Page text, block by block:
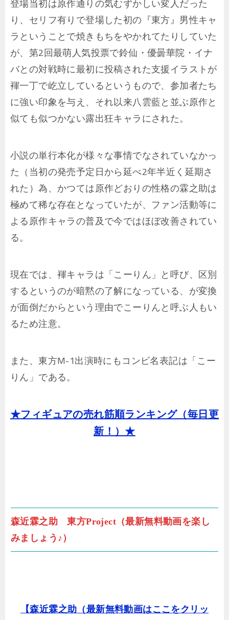
登場当初は原作通りの気むずかしい変人だった
り、セリフ有りで登場した初の『東方』男性キャ
ラということで焼きもちをやかれてたりしていた
が、第2回最萌人気投票で鈴仙・優曇華院・イナ
バとの対戦時に最初に投稿された支援イラストが
褌一丁で屹立しているというもので、参加者たち
に強い印象を与え、それ以来八雲藍と並ぶ原作と
似ても似つかない露出狂キャラにされた。
小説の単行本化が様々な事情でなされていなかっ
た（当初の発売予定日から延べ2年半近く延期さ
れた）為、かつては原作どおりの性格の霖之助は
極めて稀な存在となっていたが、ファン活動等に
よる原作キャラの普及で今ではほぼ改善されてい
る。
現在では、褌キャラは「こーりん」と呼び、区別
するというのが暗黙の了解になっている、が変換
が面倒だからという理由でこーりんと呼ぶ人もい
るため注意。
また、東方M-1出演時にもコンビ名表記は「こー
りん」である。
★フィギュアの売れ筋順ランキング（毎日更
新！）★
森近霖之助 東方Project（最新無料動画を楽し
みましょう♪）
【森近霖之助（最新無料動画はここをクリッ